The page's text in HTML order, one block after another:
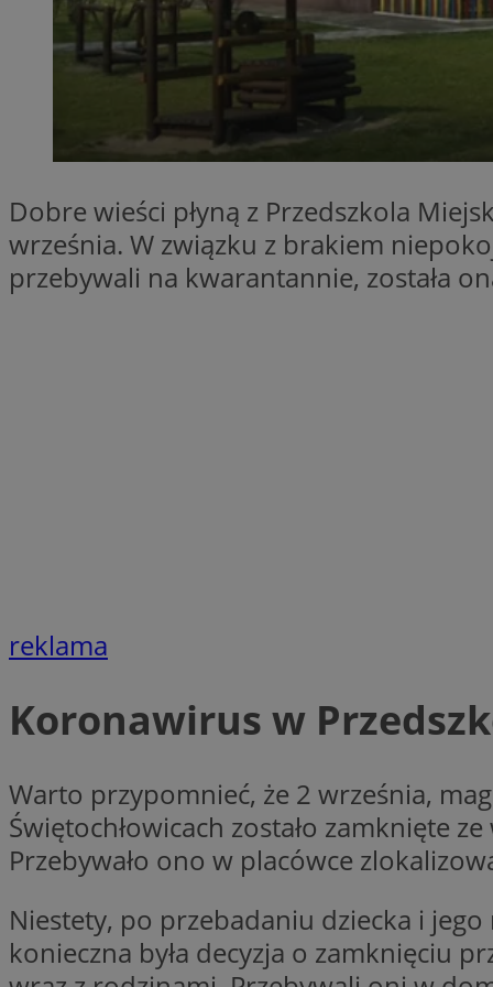
Dobre wieści płyną z Przedszkola
września. W związku z brakiem
przebywali na kwarantannie, została
reklama
Koronawirus w
Warto przypomnieć, że 2 września,
Świętochłowicach zostało zamknięte
Przebywało ono w placówce
Niestety, po przebadaniu dziecka i
konieczna była decyzja o zamknięciu
QeSessID
euds
Nazwa
C
__eoi
Nazwa
sa-user-id-v2
Nazwa
google_push